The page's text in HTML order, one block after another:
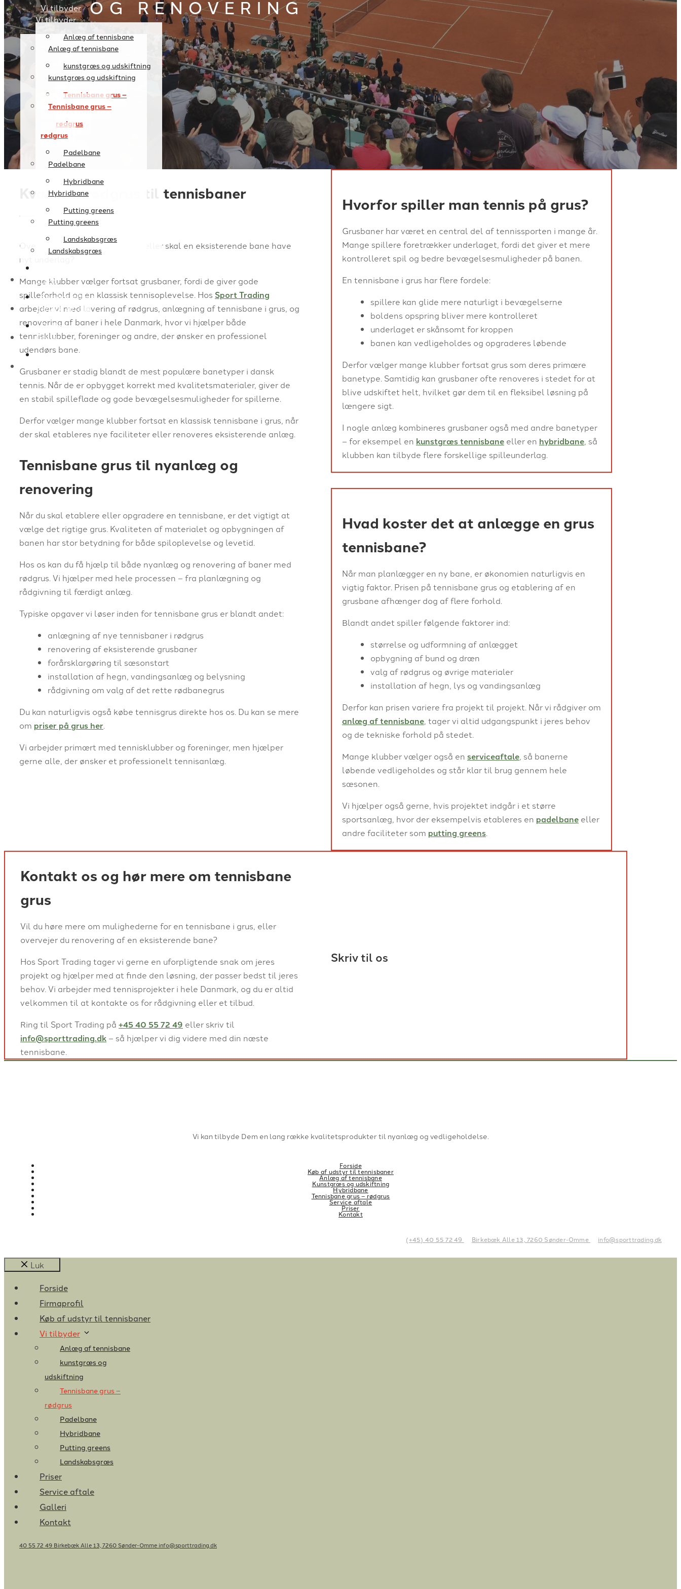
Vi tilbyder
Anlæg af tennisbane
kunstgræs og udskiftning
Tennisbane grus –
rødgrus
Padelbane
Hybridbane
Putting greens
Landskabsgræs
Service aftale
Galleri
Kontakt
Vi tilbyder
Anlæg af tennisbane
kunstgræs og udskiftning
Tennisbane grus –
rødgrus
Padelbane
Hybridbane
Putting greens
Landskabsgræs
Priser
Service aftale
Galleri
Kontakt
OG RENOVERING
Kvalitets rødgrus til tennisbaner
Overvejer du tennisbane i grus, eller skal en eksisterende bane have
nyt underlag?
Mange klubber vælger fortsat grusbaner, fordi de giver gode
spilleforhold og en klassisk tennisoplevelse. Hos Sport Trading
arbejder vi med levering af rødgrus, anlægning af tennisbane i grus, og
renovering af baner i hele Danmark, hvor vi hjælper både
tennisklubber, foreninger og andre, der ønsker en professionel
udendørs bane.
Grusbaner er stadig blandt de mest populære banetyper i dansk
tennis. Når de er opbygget korrekt med kvalitetsmaterialer, giver de
en stabil spilleflade og gode bevægelsesmuligheder for spillerne.
Derfor vælger mange klubber fortsat en klassisk tennisbane i grus, når
der skal etableres nye faciliteter eller renoveres eksisterende anlæg.
Tennisbane grus til nyanlæg og
renovering
Når du skal etablere eller opgradere en tennisbane, er det vigtigt at
vælge det rigtige grus. Kvaliteten af materialet og opbygningen af
banen har stor betydning for både spiloplevelse og levetid.
Hos os kan du få hjælp til både nyanlæg og renovering af baner med
rødgrus. Vi hjælper med hele processen – fra planlægning og
rådgivning til færdigt anlæg.
Typiske opgaver vi løser inden for tennisbane grus er blandt andet:
anlægning af nye tennisbaner i rødgrus
renovering af eksisterende grusbaner
forårsklargøring til sæsonstart
installation af hegn, vandingsanlæg og belysning
rådgivning om valg af det rette rødbanegrus
Du kan naturligvis også købe tennisgrus direkte hos os. Du kan se mere
om priser på grus her.
Vi arbejder primært med tennisklubber og foreninger, men hjælper
gerne alle, der ønsker et professionelt tennisanlæg.
Hvorfor spiller man tennis på grus?
Grusbaner har været en central del af tennissporten i mange år.
Mange spillere foretrækker underlaget, fordi det giver et mere
kontrolleret spil og bedre bevægelsesmuligheder på banen.
En tennisbane i grus har flere fordele:
spillere kan glide mere naturligt i bevægelserne
boldens opspring bliver mere kontrolleret
underlaget er skånsomt for kroppen
banen kan vedligeholdes og opgraderes løbende
Derfor vælger mange klubber fortsat grus som deres primære
banetype. Samtidig kan grusbaner ofte renoveres i stedet for at
blive udskiftet helt, hvilket gør dem til en fleksibel løsning på
længere sigt.
I nogle anlæg kombineres grusbaner også med andre banetyper
– for eksempel en kunstgræs tennisbane eller en hybridbane, så
klubben kan tilbyde flere forskellige spilleunderlag.
Hvad koster det at anlægge en grus
tennisbane?
Når man planlægger en ny bane, er økonomien naturligvis en
vigtig faktor. Prisen på tennisbane grus og etablering af en
grusbane afhænger dog af flere forhold.
Blandt andet spiller følgende faktorer ind:
størrelse og udformning af anlægget
opbygning af bund og dræn
valg af rødgrus og øvrige materialer
installation af hegn, lys og vandingsanlæg
Derfor kan prisen variere fra projekt til projekt. Når vi rådgiver om
anlæg af tennisbane, tager vi altid udgangspunkt i jeres behov
og de tekniske forhold på stedet.
Mange klubber vælger også en serviceaftale, så banerne
løbende vedligeholdes og står klar til brug gennem hele
sæsonen.
Vi hjælper også gerne, hvis projektet indgår i et større
sportsanlæg, hvor der eksempelvis etableres en padelbane eller
andre faciliteter som putting greens.
Kontakt os og hør mere om tennisbane
grus
Vil du høre mere om mulighederne for en tennisbane i grus, eller
overvejer du renovering af en eksisterende bane?
Hos Sport Trading tager vi gerne en uforpligtende snak om jeres
projekt og hjælper med at finde den løsning, der passer bedst til jeres
behov. Vi arbejder med tennisprojekter i hele Danmark, og du er altid
velkommen til at kontakte os for rådgivning eller et tilbud.
Ring til Sport Trading på +45 40 55 72 49 eller skriv til
info@sporttrading.dk – så hjælper vi dig videre med din næste
tennisbane.
Skriv til os
Vi kan tilbyde Dem en lang række kvalitetsprodukter til nyanlæg og vedligeholdelse.
Forside
Køb af udstyr til tennisbaner
Anlæg af tennisbane
Kunstgræs og udskiftning
Hybridbane
Tennisbane grus – rødgrus
Service aftale
Priser
Kontakt
(+45) 40 55 72 49 Birkebæk Alle 13, 7260 Sønder-Omme info@sporttrading.dk
Luk
Forside
Firmaprofil
Køb af udstyr til tennisbaner
Vi tilbyder
Anlæg af tennisbane
kunstgræs og
udskiftning
Tennisbane grus –
rødgrus
Padelbane
Hybridbane
Putting greens
Landskabsgræs
Priser
Service aftale
Galleri
Kontakt
40 55 72 49 Birkebæk Alle 13, 7260 Sønder-Omme info@sporttrading.dk